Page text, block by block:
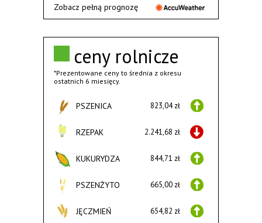
ceny rolnicze
*Prezentowane ceny to średnia z okresu
ostatnich 6 miesięcy.
PSZENICA 823,04 zł
RZEPAK 2.241,68 zł
KUKURYDZA 844,71 zł
PSZENŻYTO 665,00 zł
JĘCZMIEŃ 654,82 zł
Zobacz pełną prognozę